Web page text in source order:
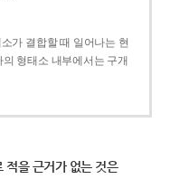
가 결합할 때 일어나는 현
의 형태소 내부에서는 구개
적을 근거가 없는 것은